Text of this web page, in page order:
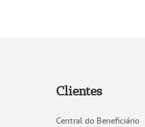
Clientes
Central do Beneficiário